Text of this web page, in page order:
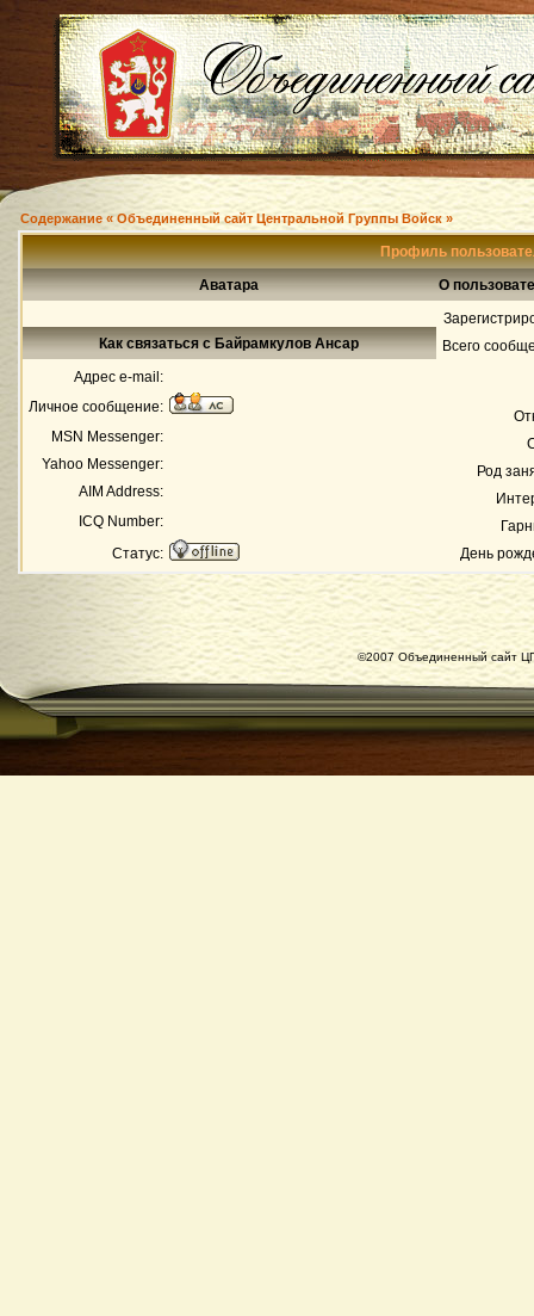
Содержание « Объединенный сайт Центральной Группы Войск »
Профиль
Аватара
О
Всего
Род
День
Как связаться с Байрамкулов Ансар
Адрес e-mail:
Личное сообщение:
MSN Messenger:
Yahoo Messenger:
AIM Address:
ICQ Number:
Статус:
©2007 Объединенный сайт